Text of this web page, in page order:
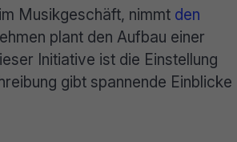
Musikgeschäft, nimmt den
plant den Aufbau einer
Initiative ist die Einstellung
gibt spannende Einblicke